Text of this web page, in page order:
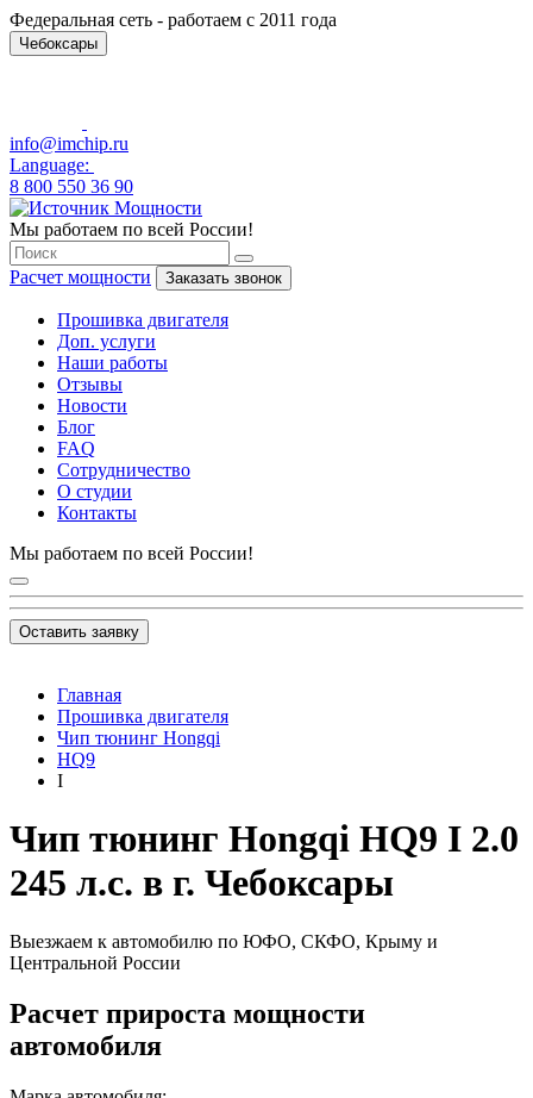
Федеральная сеть - работаем с 2011 года
Чебоксары
info@imchip.ru
Language:
8 800 550 36 90
Мы работаем по всей России!
Расчет мощности Заказать звонок
Прошивка двигателя
Доп. услуги
Наши работы
Отзывы
Новости
Блог
FAQ
Сотрудничество
О студии
Контакты
Мы работаем по всей России!
Оставить заявку
Главная
Прошивка двигателя
Чип тюнинг Hongqi
HQ9
I
Чип тюнинг Hongqi HQ9 I 2.0
245 л.с. в г. Чебоксары
Выезжаем к автомобилю по ЮФО, СКФО, Крыму и
Центральной России
Расчет прироста мощности
автомобиля